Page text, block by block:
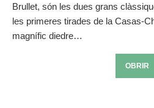
Brullet, són les dues grans
les primeres tirades de la Casas-
magnífic diedre…
OBRIR